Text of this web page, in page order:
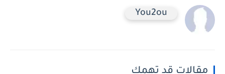
You2ou
مقالات قد تهمك